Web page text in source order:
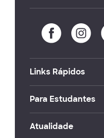
Links Rápidos
Para Estudantes
Atualidade